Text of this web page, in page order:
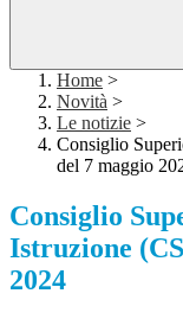
Home >
Novità >
Le notizie >
Consiglio
del 7 maggio
Consiglio
Istruzione
2024